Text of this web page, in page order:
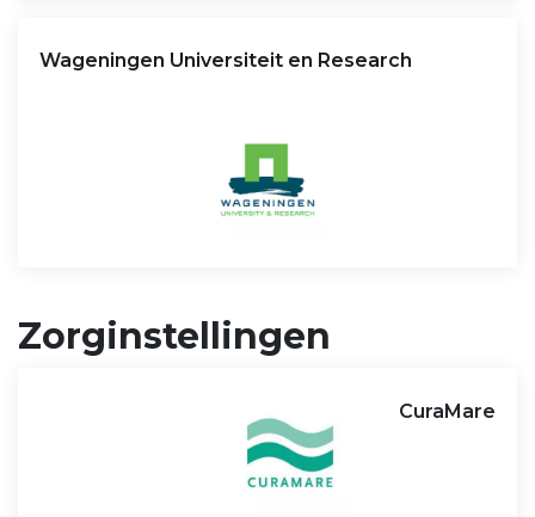
Wageningen Universiteit en Research
Zorginstellingen
CuraMare